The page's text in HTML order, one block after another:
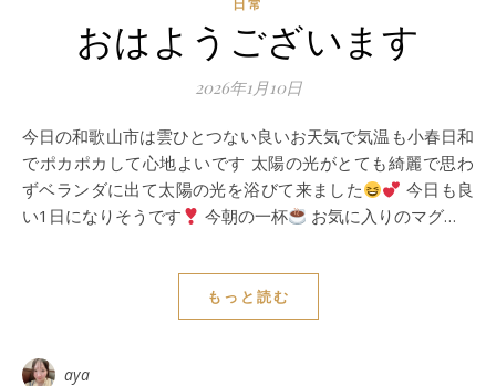
日常
おはようございます
2026年1月10日
今日の和歌山市は雲ひとつない良いお天気で気温も小春日和
でポカポカして心地よいです 太陽の光がとても綺麗で思わ
ずベランダに出て太陽の光を浴びて来ました
今日も良
い1日になりそうです
今朝の一杯 お気に入りのマグ…
もっと読む
aya